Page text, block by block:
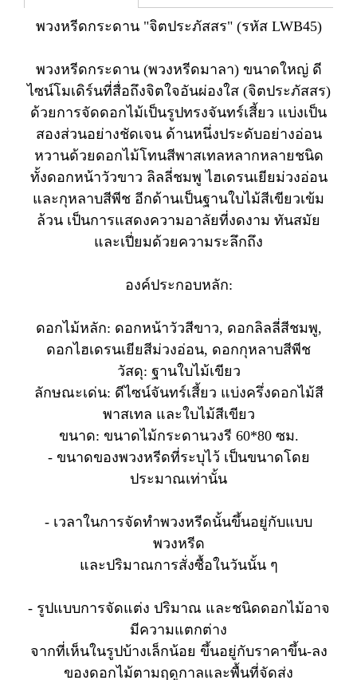
พวงหรีดกระดาน "จิตประภัสสร" (รหัส LWB45)
พวงหรีดกระดาน (พวงหรีดมาลา) ขนาดใหญ่ ดี
ไซน์โมเดิร์นที่สื่อถึงจิตใจอันผ่องใส (จิตประภัสสร)
ด้วยการจัดดอกไม้เป็นรูปทรงจันทร์เสี้ยว แบ่งเป็น
สองส่วนอย่างชัดเจน ด้านหนึ่งประดับอย่างอ่อน
หวานด้วยดอกไม้โทนสีพาสเทลหลากหลายชนิด
ทั้งดอกหน้าวัวขาว ลิลลี่ชมพู ไฮเดรนเยียม่วงอ่อน
และกุหลาบสีพีช อีกด้านเป็นฐานใบไม้สีเขียวเข้ม
ล้วน เป็นการแสดงความอาลัยที่งดงาม ทันสมัย
และเปี่ยมด้วยความระลึกถึง
องค์ประกอบหลัก:
ดอกไม้หลัก: ดอกหน้าวัวสีขาว, ดอกลิลลี่สีชมพู,
ดอกไฮเดรนเยียสีม่วงอ่อน, ดอกกุหลาบสีพีช
วัสดุ: ฐานใบไม้เขียว
ลักษณะเด่น: ดีไซน์จันทร์เสี้ยว แบ่งครึ่งดอกไม้สี
พาสเทล และใบไม้สีเขียว
ขนาด: ขนาดไม้กระดานวงรี 60*80 ซม.
- ขนาดของพวงหรีดที่ระบุไว้ เป็นขนาดโดย
ประมาณเท่านั้น
- เวลาในการจัดทำพวงหรีดนั้นขึ้นอยู่กับแบบ
พวงหรีด
และปริมาณการสั่งซื้อในวันนั้น ๆ
- รูปแบบการจัดแต่ง ปริมาณ และชนิดดอกไม้อาจ
มีความแตกต่าง
จากที่เห็นในรูปบ้างเล็กน้อย ขึ้นอยู่กับราคาขึ้น-ลง
ของดอกไม้ตามฤดูกาลและพื้นที่จัดส่ง